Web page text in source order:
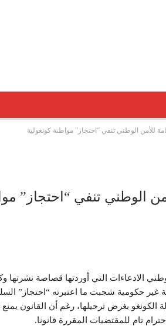
للأمن الوطني تنفي “احتجاز” مواطنة كونغولية
الوطني تنفي “احتجاز”
غير حكومية شجبت ما اعتبرته “احتجاز”
الكونغو بغرض ترحيلها، رغم أن القانون
تام للمقتضيات المقررة قانونا.